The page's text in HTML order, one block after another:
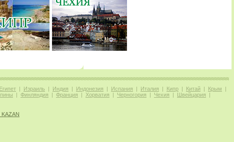
Египет | Израиль | Индия | Индонезия | Испания | Италия | Кипр | Китай | Крым |
| Финляндия | Франция | Хорватия | Черногория | Чехия | Швейцария |